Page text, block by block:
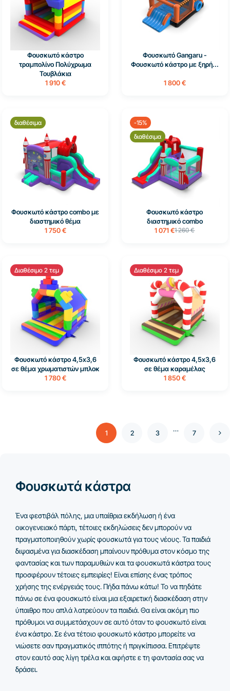
Φουσκωτό κάστρο
τραμπολίνο Πολύχρωμα
Τουβλάκια
1 910 €
Φουσκωτό Gangaru -
Φουσκωτό κάστρο με ξηρή...
1 800 €
διαθέσιμα
Φουσκωτό κάστρο combo με
διαστημικό θέμα
1 750 €
-15%
διαθέσιμα
Φουσκωτό κάστρο
διαστημικό combo
1 071 €1 260 €
Διαθέσιμο 2 τεμ
Φουσκωτό κάστρο 4,5x3,6
σε θέμα χρωματιστών μπλοκ
1 780 €
Διαθέσιμο 2 τεμ
Φουσκωτό κάστρο 4,5x3,6
σε θέμα καραμέλας
1 850 €
1 2 3 … 7
Φουσκωτά κάστρα
Ένα φεστιβάλ πόλης, μια υπαίθρια εκδήλωση ή ένα
οικογενειακό πάρτι, τέτοιες εκδηλώσεις δεν μπορούν να
πραγματοποιηθούν χωρίς φουσκωτά για τους νέους. Τα παιδιά
διψασμένα για διασκέδαση μπαίνουν πρόθυμα στον κόσμο της
φαντασίας και των παραμυθιών και τα φουσκωτά κάστρα τους
προσφέρουν τέτοιες εμπειρίες! Είναι επίσης ένας τρόπος
χρήσης της ενέργειάς τους. Πήδα πάνω κάτω! Το να πηδάτε
πάνω σε ένα φουσκωτό είναι μια εξαιρετική διασκέδαση στην
ύπαιθρο που απλά λατρεύουν τα παιδιά. Θα είναι ακόμη πιο
πρόθυμοι να συμμετάσχουν σε αυτό όταν το φουσκωτό είναι
ένα κάστρο. Σε ένα τέτοιο φουσκωτό κάστρο μπορείτε να
νιώσετε σαν πραγματικός ιππότης ή πριγκίπισσα. Επιτρέψτε
στον εαυτό σας λίγη τρέλα και αφήστε ε τη φαντασία σας να
δράσει.